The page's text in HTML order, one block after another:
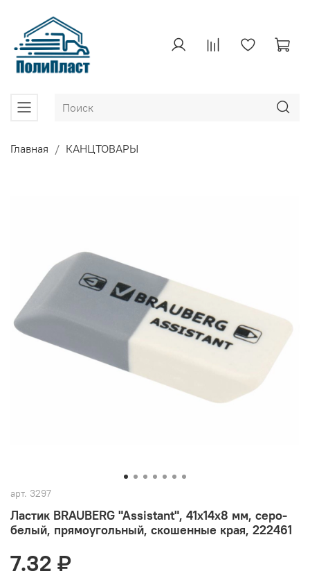
Главная КАНЦТОВАРЫ
арт. 3297
Ластик BRAUBERG "Assistant", 41х14х8 мм, серо-
белый, прямоугольный, скошенные края, 222461
7.32 ₽